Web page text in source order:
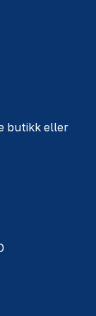
butikk eller